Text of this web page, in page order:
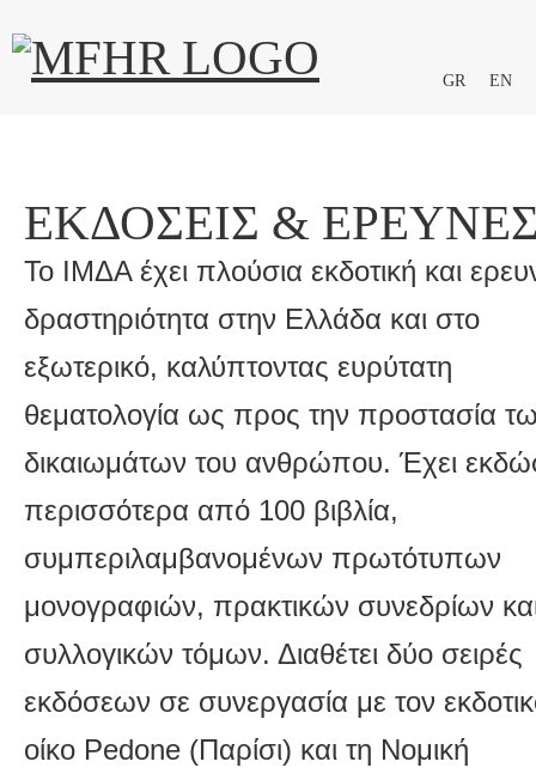
GR EN
ΕΚΔΌΣΕΙΣ &
Το ΙΜΔΑ έχει πλούσια εκδοτική και
δραστηριότητα στην Ελλάδα και στο
εξωτερικό, καλύπτοντας ευρύτατη
θεματολογία ως προς την προστασία
δικαιωμάτων του ανθρώπου. Έχει
περισσότερα από 100 βιβλία,
συμπεριλαμβανομένων πρωτότυπων
μονογραφιών, πρακτικών συνεδρίων
συλλογικών τόμων. Διαθέτει δύο σειρές
εκδόσεων σε συνεργασία με τον
οίκο Pedone (Παρίσι) και τη Νομική